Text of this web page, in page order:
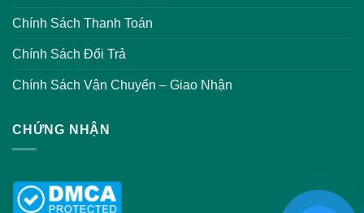
Chính Sách Thanh Toán
Chính Sách Đổi Trả
Chính Sách Vận Chuyển – Giao Nhận
CHỨNG NHẬN